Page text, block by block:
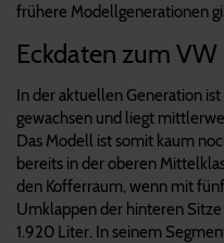
frühere Modellgenerationen
Eckdaten zum
In der aktuellen Generation ist
gewachsen und liegt
Das Modell ist somit kaum
bereits in der oberen
den Kofferraum, wenn mit
Umklappen der hinteren
1.920 Liter. In seinem